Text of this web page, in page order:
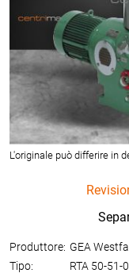
L'originale può differire in
Produttore: GEA
Tipo:
RTA 50-51-